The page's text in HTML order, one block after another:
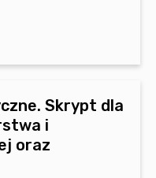
Skrypt dla
i
oraz